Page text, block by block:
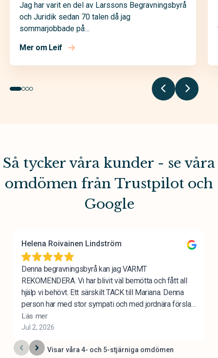
Jag har varit en del av Larssons Begravningsbyrå
och Juridik sedan 70 talen då jag
sommarjobbade på…
Mer om Leif